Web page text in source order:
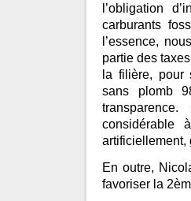
l’obligation
carburants
l’essence,
partie des
la filière, pour
sans plomb
considérable
artificiellement,
En outre,
favoriser la